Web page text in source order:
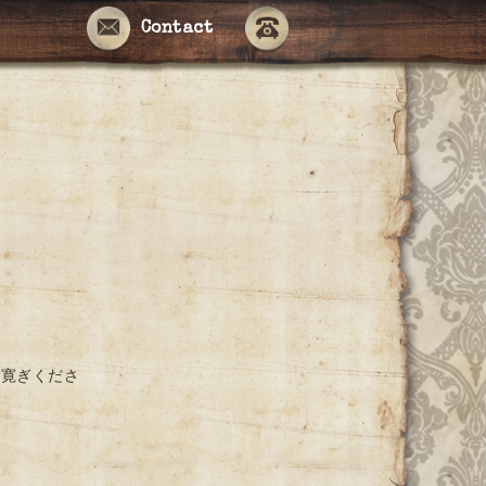
Contact
ぎくださ